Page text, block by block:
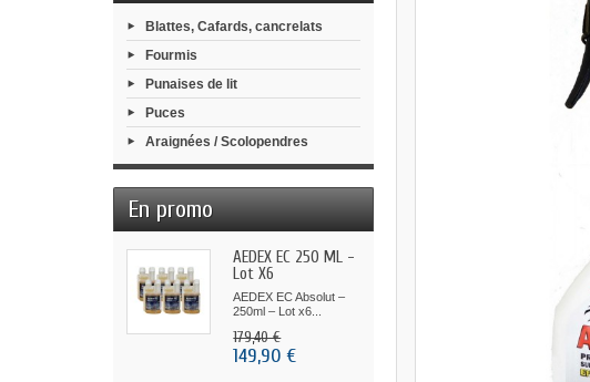
Blattes, Cafards, cancrelats
Fourmis
Punaises de lit
Puces
Araignées / Scolopendres
En promo
AEDEX EC 250 ML -
Lot X6
AEDEX EC Absolut –
250ml – Lot x6...
179,40 €
149,90 €